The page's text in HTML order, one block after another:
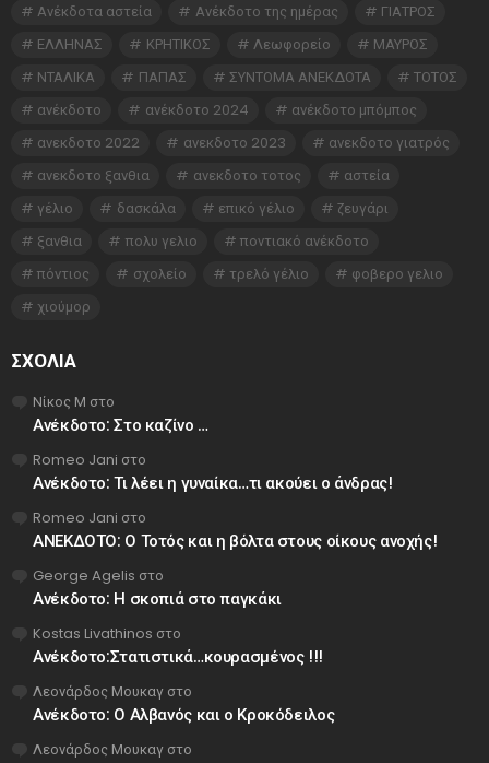
Ανέκδοτα αστεία
Ανέκδοτο της ημέρας
ΓΙΑΤΡΟΣ
ΕΛΛΗΝΑΣ
ΚΡΗΤΙΚΟΣ Λεωφορείο
ΜΑΥΡΟΣ
ΝΤΑΛΙΚΑ
ΠΑΠΑΣ ΣΥΝΤΟΜΑ ΑΝΕΚΔΟΤΑ
ΤΟΤΟΣ
ανέκδοτο
ανέκδοτο 2024
ανέκδοτο μπόμπος
ανεκδοτο 2022
ανεκδοτο 2023
ανεκδοτο γιατρός
ανεκδοτο ξανθια
ανεκδοτο τοτος
αστεία
γέλιο
δασκάλα επικό γέλιο
ζευγάρι
ξανθια
πολυ γελιο
ποντιακό ανέκδοτο
πόντιος
σχολείο τρελό γέλιο
φοβερο γελιο
χιούμορ
ΣΧΌΛΙΑ
Νίκος Μ στο
Ανέκδοτο: Στο καζίνο …
Romeo Jani στο
Ανέκδοτο: Τι λέει η γυναίκα…τι ακούει ο άνδρας!
Romeo Jani στο
ΑΝΕΚΔΟΤΟ: Ο Τοτός και η βόλτα στους οίκους ανοχής!
George Agelis στο
Ανέκδοτο: Η σκοπιά στο παγκάκι
Kostas Livathinos στο
Ανέκδοτο:Στατιστικά…κουρασμένος !!!
Λεονάρδος Μουκαγ στο
Ανέκδοτο: Ο Αλβανός και ο Κροκόδειλος
Λεονάρδος Μουκαγ στο